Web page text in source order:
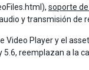
soporte
y transmisión de
Video Player y el
5.6, reemplazan a la